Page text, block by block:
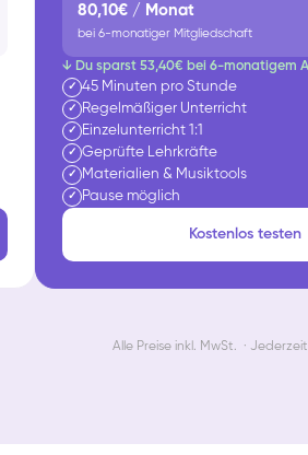
80,10€ / Monat
bei 6-monatiger Mitgliedschaft
↓ Du sparst 53,40€ bei 6-monatigem
✓ 45 Minuten pro Stunde
✓ Regelmäßiger Unterricht
✓ Einzelunterricht 1:1
✓ Geprüfte Lehrkräfte
✓ Materialien & Musiktools
✓ Pause möglich
Kostenlos testen
Alle Preise inkl. MwSt. ·